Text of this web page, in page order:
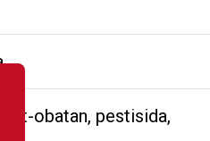
obatan, pestisida,